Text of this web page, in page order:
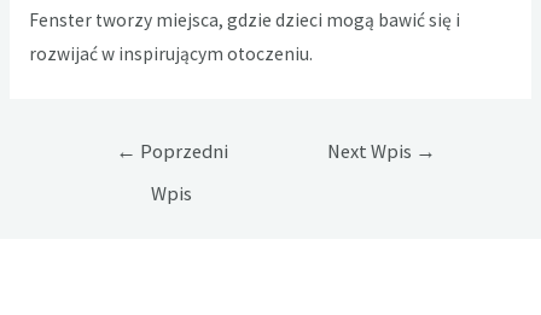
Fenster tworzy miejsca, gdzie dzieci mogą bawić się i
rozwijać w inspirującym otoczeniu.
Nawigacja
← Poprzedni
Wpis
Next Wpis →